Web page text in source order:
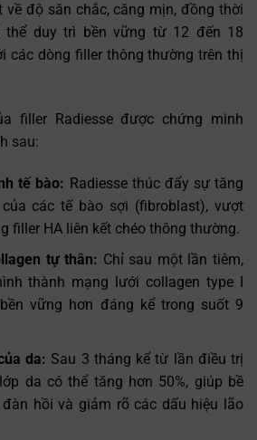
về độ săn chắc, căng mịn, đồng thời
thể duy trì bền vững từ 12 đến 18
các dòng filler thông thường trên thị
filler Radiesse được chứng minh
sau:
tế bào: Radiesse thúc đẩy sự tăng
các tế bào sợi (fibroblast), vượt
filler HA liên kết chéo thông thường.
tự thân: Chỉ sau một lần tiêm,
thành mạng lưới collagen type I
vững hơn đáng kể trong suốt 9
da: Sau 3 tháng kể từ lần điều trị
da có thể tăng hơn 50%, giúp bề
hồi và giảm rõ các dấu hiệu lão